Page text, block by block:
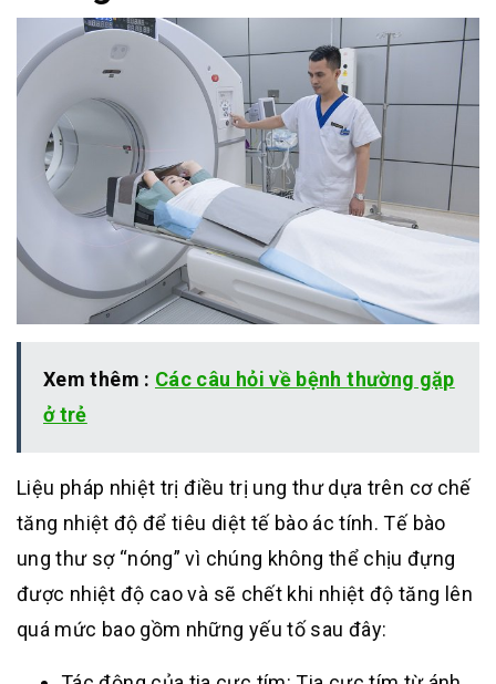
Xem thêm : Các câu hỏi về bệnh thường gặp
ở trẻ
Liệu pháp nhiệt trị điều trị ung thư dựa trên cơ chế
tăng nhiệt độ để tiêu diệt tế bào ác tính. Tế bào
ung thư sợ “nóng” vì chúng không thể chịu đựng
được nhiệt độ cao và sẽ chết khi nhiệt độ tăng lên
quá mức bao gồm những yếu tố sau đây: